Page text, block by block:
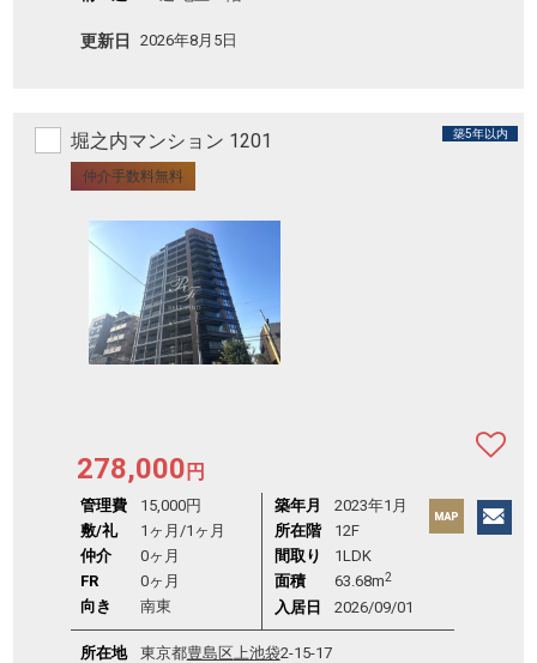
更新日 2026年8月5日
堀之内マンション 1201 築5年以内
仲介手数料無料
278,000 円
管理費
15,000円
敷/礼
1ヶ月 /1ヶ月
仲介
0ヶ月
FR
0ヶ月
向き
南東
築年月
2023年1月
所在階
12F
間取り
1LDK
面積
63.68m2
入居日 2026/09/01
所在地 東京都豊島区上池袋2-15-17